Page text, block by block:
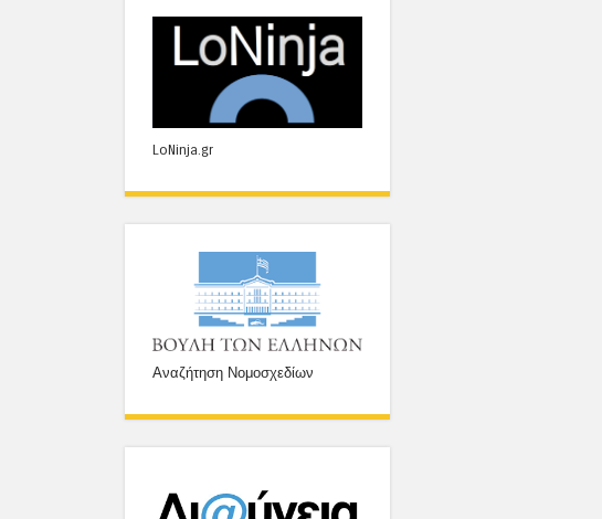
LoNinja.gr
Αναζήτηση Νομοσχεδίων